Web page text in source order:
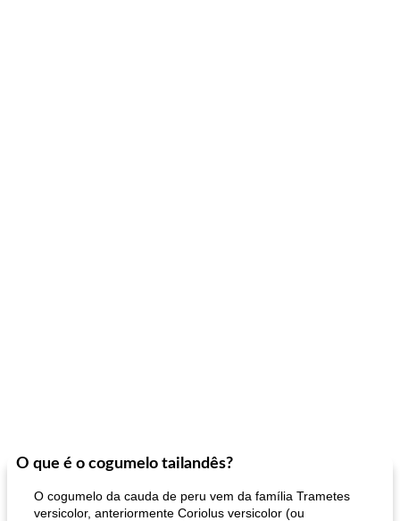
O que é o cogumelo tailandês?
O cogumelo da cauda de peru vem da família Trametes
versicolor, anteriormente Coriolus versicolor (ou